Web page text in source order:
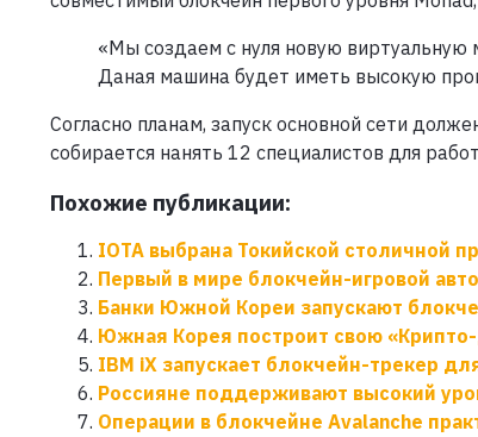
«Мы создаем с нуля новую виртуальную
Даная машина будет иметь высокую
Согласно планам, запуск основной сети
собирается нанять 12 специалистов для
Похожие публикации:
IOTA выбрана Токийской столичной
Первый в мире блокчейн-игровой
Банки Южной Кореи запускают
Южная Корея построит свою
IBM iX запускает блокчейн-трекер
Россияне поддерживают высокий
Операции в блокчейне Avalanche